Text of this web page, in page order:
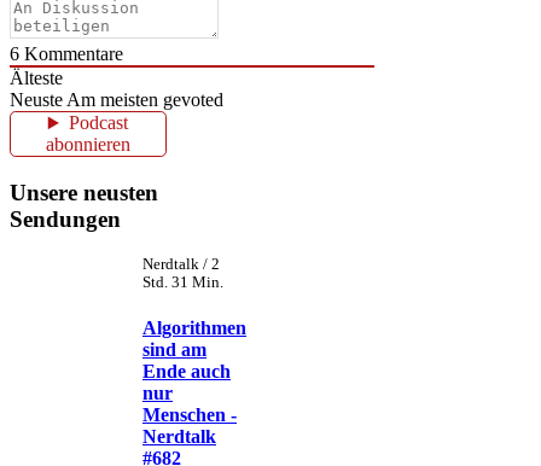
6 Kommentare
Älteste
Neuste Am meisten gevoted
Podcast
abonnieren
Unsere neusten
Sendungen
Nerdtalk / 2
Std. 31 Min.
Algorithmen
sind am
Ende auch
nur
Menschen -
Nerdtalk
#682